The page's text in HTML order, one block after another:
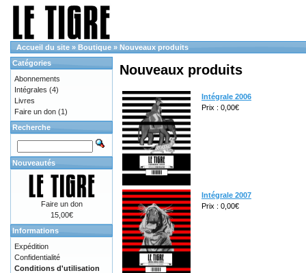
Accueil du site » Boutique » Nouveaux produits
Nouveaux produits
Intégrale 2006
Prix : 0,00€
Intégrale 2007
Prix : 0,00€
Catégories
Abonnements
Intégrales (4)
Livres
Faire un don (1)
Recherche
Nouveautés
Faire un don
15,00€
Informations
Expédition
Confidentialité
Conditions d'utilisation